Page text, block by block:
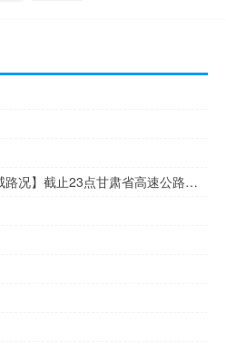
2023-11-16 23:03： 【权威路况】截止23点甘肃省高速公路天气晴或多云。S34双达一级路卧龙沟2号特大桥附近，往临夏方向发生交通事故，处置期间，道路半幅通行。另外，受G312线车流量大影响，G30连霍高速瓜星段马莲井停车区附近，往兰州方向车流量大，车辆通行缓慢。其余路段车流量适中，通行秩序良好。路网内施工路段及服务 ​​​